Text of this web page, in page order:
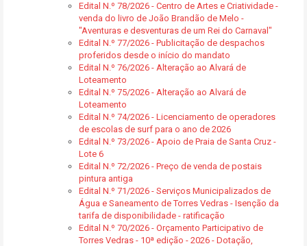
Edital N.º 78/2026 - Centro de Artes e Criatividade -
venda do livro de João Brandão de Melo -
"Aventuras e desventuras de um Rei do Carnaval"
Edital N.º 77/2026 - Publicitação de despachos
proferidos desde o início do mandato
Edital N.º 76/2026 - Alteração ao Alvará de
Loteamento
Edital N.º 75/2026 - Alteração ao Alvará de
Loteamento
Edital N.º 74/2026 - Licenciamento de operadores
de escolas de surf para o ano de 2026
Edital N.º 73/2026 - Apoio de Praia de Santa Cruz -
Lote 6
Edital N.º 72/2026 - Preço de venda de postais
pintura antiga
Edital N.º 71/2026 - Serviços Municipalizados de
Água e Saneamento de Torres Vedras - Isenção da
tarifa de disponibilidade - ratificação
Edital N.º 70/2026 - Orçamento Participativo de
Torres Vedras - 10ª edição - 2026 - Dotação,